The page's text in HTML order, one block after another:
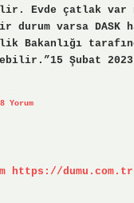
Evde çatlak var
varsa DASK
Bakanlığı
Şubat 2023
8 Yorum
https://dumu.com.tr